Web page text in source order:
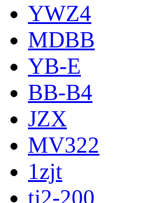
YWZ4
MDBB
YB-E
BB-B4
JZX
MV322
1zjt
tj2-200